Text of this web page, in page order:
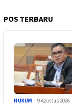
POS TERBARU
HUKUM 9 Agustus 2026